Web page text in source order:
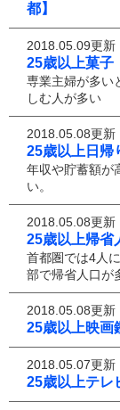
都】
2018.05.09更新
25歳以上菓子
専業主婦が多い
しむ人が多い
2018.05.08更新
25歳以上日帰
年収や貯蓄額が
い。
2018.05.08更新
25歳以上帰省
首都圏では4人
部で帰省人口が
2018.05.08更新
25歳以上映画
2018.05.07更新
25歳以上テレ